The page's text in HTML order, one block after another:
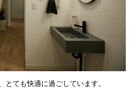
とても快適に過ごしています。